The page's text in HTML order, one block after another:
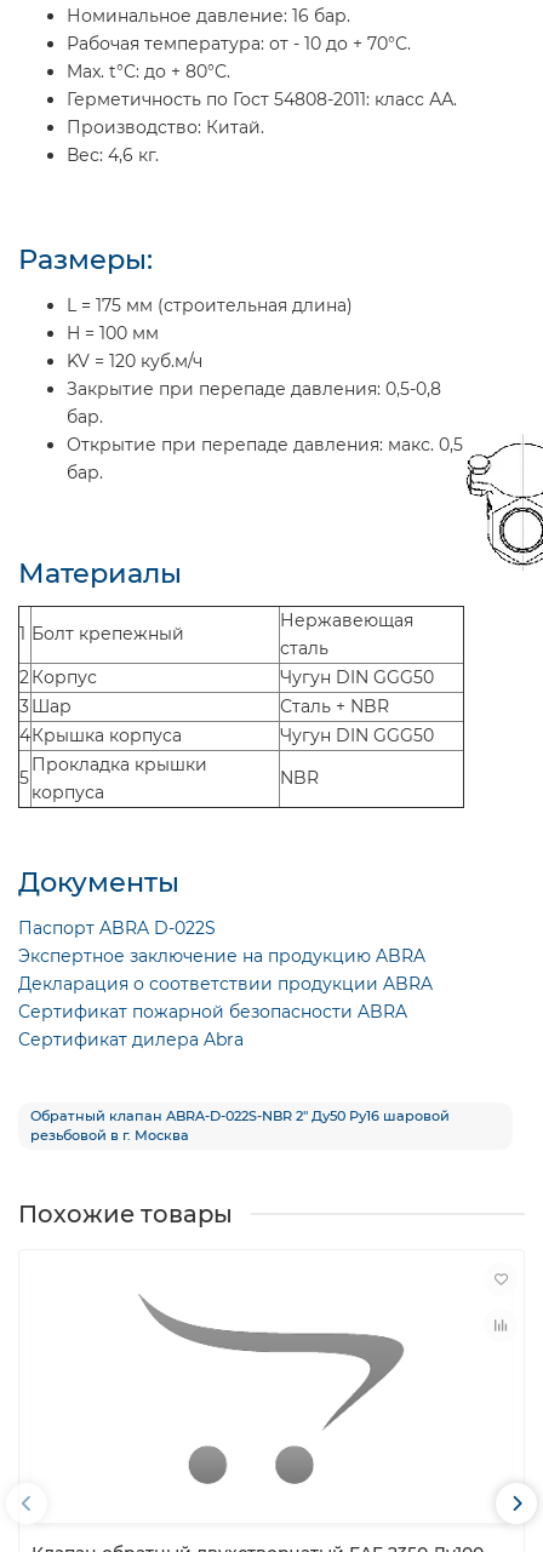
Номинальное давление: 16 бар.
Рабочая температура: от - 10 до + 70°С.
Max. t°С: до + 80°С.
Герметичность по Гост 54808-2011: класс АА.
Производство: Китай.
Вес: 4,6 кг.
Размеры:
L = 175 мм (строительная длина)
H = 100 мм
KV = 120 куб.м/ч
Закрытие при перепаде давления: 0,5-0,8
бар.
Открытие при перепаде давления: макс. 0,5
бар.
Материалы
1 Болт крепежный
Нержавеющая
сталь
2Корпус
Чугун DIN GGG50
3Шар
Сталь + NBR
4Крышка корпуса
Чугун DIN GGG50
5
Прокладка крышки
корпуса
NBR
Документы
Паспорт ABRA D-022S
Экспертное заключение на продукцию ABRA
Декларация о соответствии продукции ABRA
Сертификат пожарной безопасности ABRA
Сертификат дилера Abra
Обратный клапан ABRA-D-022S-NBR 2″ Ду50 Ру16 шаровой
резьбовой в г. Москва
Похожие товары